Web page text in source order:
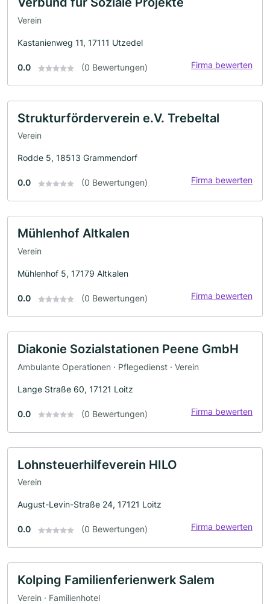
Verein
Kastanienweg 11, 17111 Utzedel
0.0 (0 Bewertungen) Firma bewerten
Strukturförderverein e.V. Trebeltal
Verein
Rodde 5, 18513 Grammendorf
0.0 (0 Bewertungen) Firma bewerten
Mühlenhof Altkalen
Verein
Mühlenhof 5, 17179 Altkalen
0.0 (0 Bewertungen) Firma bewerten
Diakonie Sozialstationen Peene GmbH
Ambulante Operationen · Pflegedienst · Verein
Lange Straße 60, 17121 Loitz
0.0 (0 Bewertungen) Firma bewerten
Lohnsteuerhilfeverein HILO
Verein
August-Levin-Straße 24, 17121 Loitz
0.0 (0 Bewertungen) Firma bewerten
Kolping Familienferienwerk Salem
Verein · Familienhotel